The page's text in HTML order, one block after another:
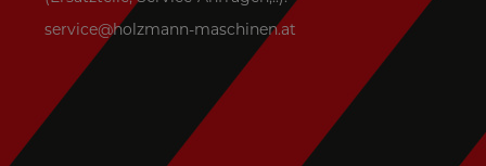
service@holzmann-maschinen.at